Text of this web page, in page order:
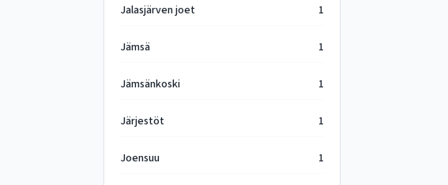
Jalasjärven joet 1
Jämsä 1
Jämsänkoski 1
Järjestöt 1
Joensuu 1